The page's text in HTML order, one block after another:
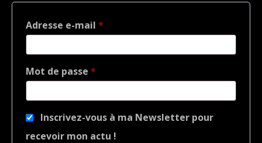
Adresse e-mail *Obligatoire
Mot de passe *Obligatoire
Inscrivez-vous à ma Newsletter pour
recevoir mon actu !